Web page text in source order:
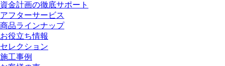
資金計画の徹底サポート
アフターサービス
商品ラインナップ
お役立ち情報
セレクション
施工事例